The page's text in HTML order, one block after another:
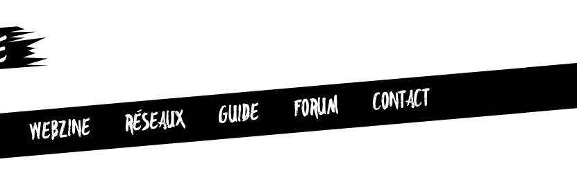
WEBZINE RÉSEAUX GUIDE FORUM CONTACT